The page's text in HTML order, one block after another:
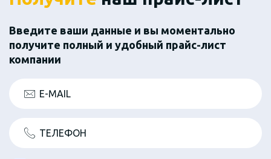
Введите ваши данные и вы моментально
получите полный и удобный прайс-лист
компании
E-MAIL
ТЕЛЕФОН